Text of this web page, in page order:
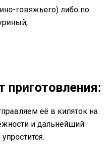
говяжьего) либо по
её в кипяток на
и дальнейший